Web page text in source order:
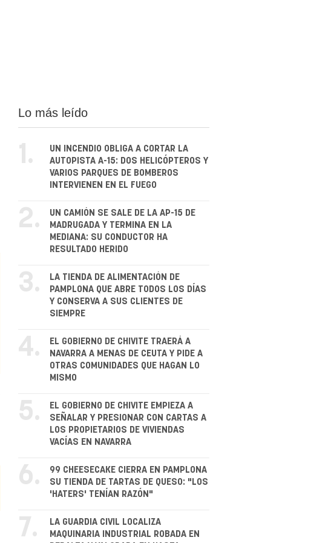
Lo más leído
1.
UN INCENDIO OBLIGA A CORTAR LA
AUTOPISTA A-15: DOS HELICÓPTEROS Y
VARIOS PARQUES DE BOMBEROS
INTERVIENEN EN EL FUEGO
2.
UN CAMIÓN SE SALE DE LA AP-15 DE
MADRUGADA Y TERMINA EN LA
MEDIANA: SU CONDUCTOR HA
RESULTADO HERIDO
3.
LA TIENDA DE ALIMENTACIÓN DE
PAMPLONA QUE ABRE TODOS LOS DÍAS
Y CONSERVA A SUS CLIENTES DE
SIEMPRE
4.
EL GOBIERNO DE CHIVITE TRAERÁ A
NAVARRA A MENAS DE CEUTA Y PIDE A
OTRAS COMUNIDADES QUE HAGAN LO
MISMO
5.
EL GOBIERNO DE CHIVITE EMPIEZA A
SEÑALAR Y PRESIONAR CON CARTAS A
LOS PROPIETARIOS DE VIVIENDAS
VACÍAS EN NAVARRA
6.
99 CHEESECAKE CIERRA EN PAMPLONA
SU TIENDA DE TARTAS DE QUESO: "LOS
'HATERS' TENÍAN RAZÓN"
7.
LA GUARDIA CIVIL LOCALIZA
MAQUINARIA INDUSTRIAL ROBADA EN